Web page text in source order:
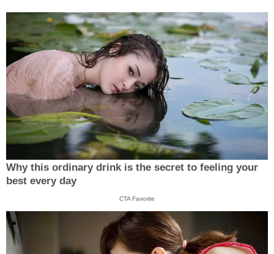
Why this ordinary drink is the secret to feeling your
best every day
CTA Favorite